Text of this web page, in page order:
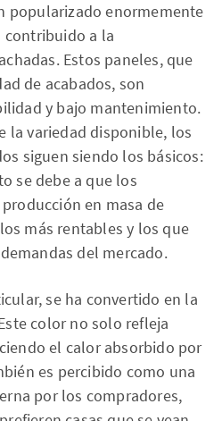
popularizado enormemente
contribuido a la
Estos paneles, que
de acabados, son
y bajo mantenimiento.
la variedad disponible, los
siguen siendo los básicos:
se debe a que los
en masa de
más rentables y los que
del mercado.
se ha convertido en la
color no solo refleja
el calor absorbido por
es percibido como una
por los compradores,